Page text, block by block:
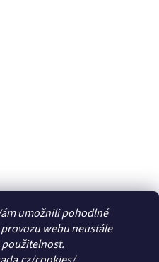
umožnili pohodlné
webu neustále